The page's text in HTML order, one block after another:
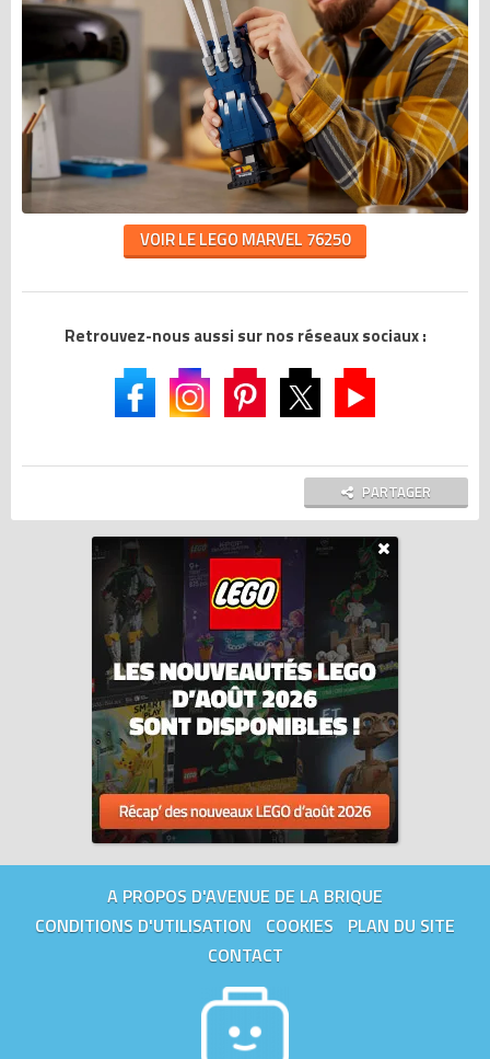
VOIR LE LEGO MARVEL 76250
Retrouvez-nous aussi sur nos réseaux sociaux :
PARTAGER
A PROPOS D'AVENUE DE LA BRIQUE
CONDITIONS D'UTILISATION
COOKIES
PLAN DU SITE
CONTACT